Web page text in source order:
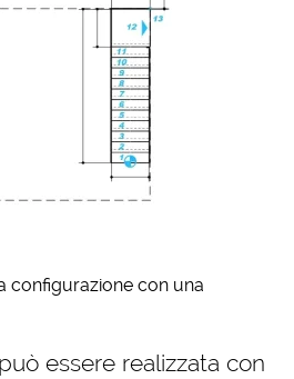
configurazione con una
essere realizzata con